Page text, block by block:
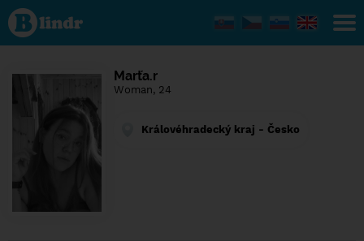
Find out
what's
under
the
Social
Marťa.r
Woman, 24
Královéhradecký kraj - Česko